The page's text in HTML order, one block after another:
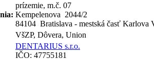
prízemie, m.č. 07
Kempelenova 2044/2
84104 Bratislava - mestská časť Karlova
VšZP, Dôvera, Union
DENTARIUS s.r.o.
IČO: 47755181